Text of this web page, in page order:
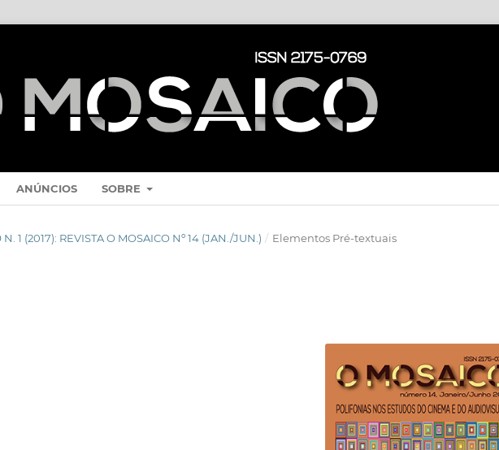
ANÚNCIOS SOBRE
N. 1 (2017): REVISTA O MOSAICO Nº 14 (JAN./JUN.) / Elementos Pré-textuais